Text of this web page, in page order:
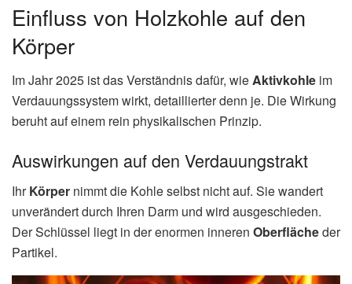
Einfluss von Holzkohle auf den
Körper
Im Jahr 2025 ist das Verständnis dafür, wieAktivkohle im
Verdauungssystem wirkt, detaillierter denn je. Die Wirkung
beruht auf einem rein physikalischen Prinzip.
Auswirkungen auf den Verdauungstrakt
IhrKörper nimmt die Kohle selbst nicht auf. Sie wandert
unverändert durch Ihren Darm und wird ausgeschieden.
Der Schlüssel liegt in der enormen inneren Oberflächeder
Partikel.